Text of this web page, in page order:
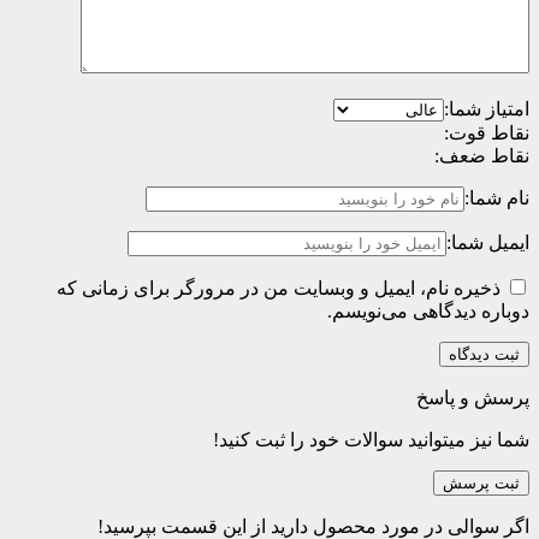
امتیاز شما:
نقاط قوت:
نقاط ضعف:
نام شما:
ایمیل شما:
ذخیره نام، ایمیل و وبسایت من در مرورگر برای زمانی که
دوباره دیدگاهی می‌نویسم.
پرسش و پاسخ
شما نیز میتوانید سوالات خود را ثبت کنید!
ثبت پرسش
اگر سوالی در مورد محصول دارید از این قسمت بپرسید!